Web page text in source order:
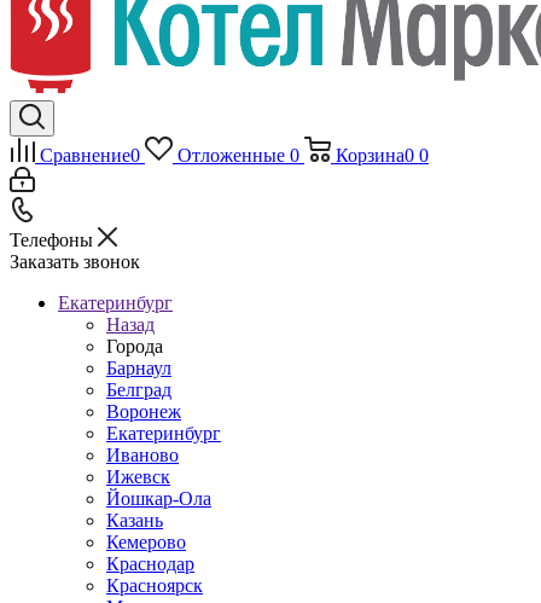
Сравнение0 Отложенные 0 Корзина0 0
Телефоны
Заказать звонок
Екатеринбург
Назад
Города
Барнаул
Белград
Воронеж
Екатеринбург
Иваново
Ижевск
Йошкар-Ола
Казань
Кемерово
Краснодар
Красноярск